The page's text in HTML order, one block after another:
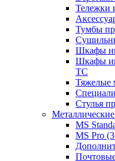
Тележки
Тумбы
Шкафы
Шкафы
TC
Тяжелые
Стулья
MS
MS Pro